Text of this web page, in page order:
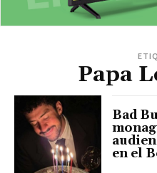
Papa
Bad
en el